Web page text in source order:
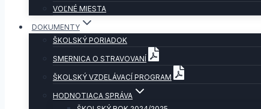
VOĽNÉ MIESTA
DOKUMENTY
ŠKOLSKÝ PORIADOK
SMERNICA O STRAVOVANÍ
ŠKOLSKÝ VZDELÁVACÍ PROGRAM
HODNOTIACA SPRÁVA